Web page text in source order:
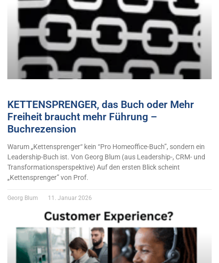
KETTENSPRENGER, das Buch oder Mehr
Freiheit braucht mehr Führung –
Buchrezension
Warum „Kettensprenger“ kein “Pro Homeoffice-Buch”, sondern ein
Leadership-Buch ist. Von Georg Blum (aus Leadership-, CRM- und
Transformationsperspektive) Auf den ersten Blick scheint
„Kettensprenger” von Prof.
Georg Blum 11. Januar 2026